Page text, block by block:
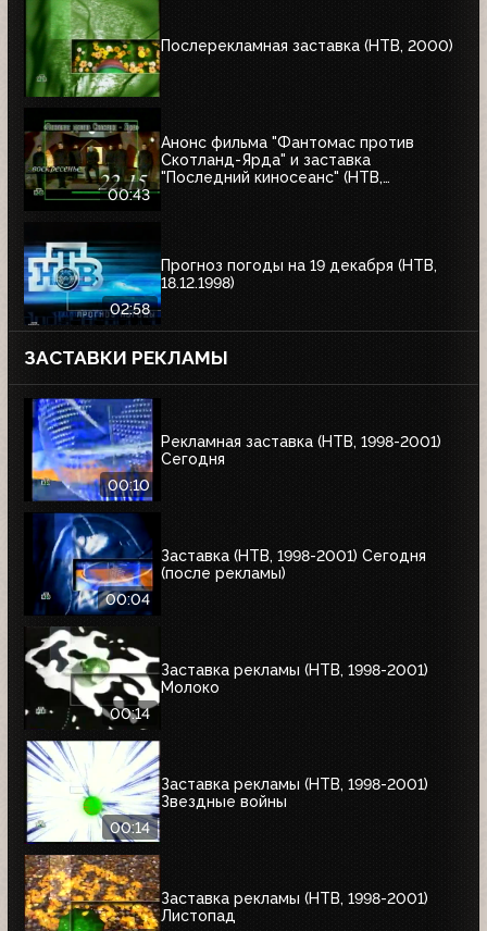
Послерекламная заставка (НТВ, 2000)
00:43
Анонс фильма "Фантомас против
Скотланд-Ярда" и заставка
"Последний киносеанс" (НТВ,
02:58
Прогноз погоды на 19 декабря (НТВ,
18.12.1998)
ЗАСТАВКИ РЕКЛАМЫ
00:10
Рекламная заставка (НТВ, 1998-2001)
Сегодня
00:04
Заставка (НТВ, 1998-2001) Сегодня
(после рекламы)
00:14
Заставка рекламы (НТВ, 1998-2001)
Молоко
00:14
Заставка рекламы (НТВ, 1998-2001)
Звездные войны
Заставка рекламы (НТВ, 1998-2001)
Листопад